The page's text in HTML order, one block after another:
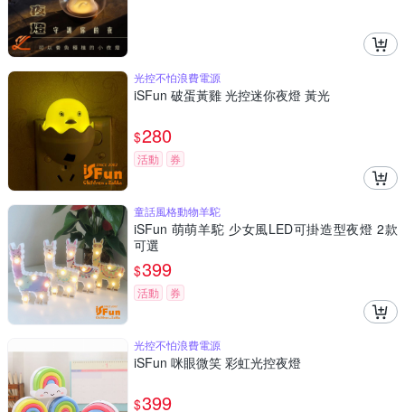
光控不怕浪費電源
iSFun 破蛋黃雞 光控迷你夜燈 黃光
$280
活動 券
童話風格動物羊駝
iSFun 萌萌羊駝 少女風LED可掛造型夜燈 2款
可選
$399
活動 券
光控不怕浪費電源
iSFun 咪眼微笑 彩虹光控夜燈
$399